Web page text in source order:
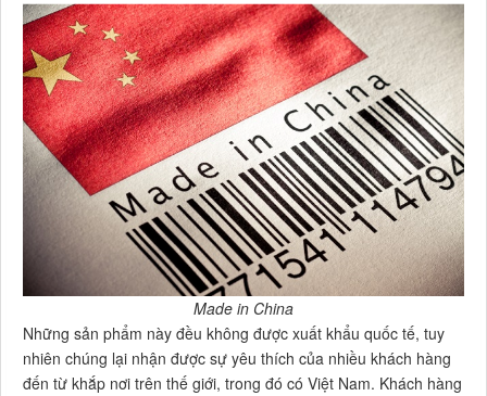
Made in China
Những sản phẩm này đều không được xuất khẩu quốc tế, tuy
nhiên chúng lại nhận được sự yêu thích của nhiều khách hàng
đến từ khắp nơi trên thế giới, trong đó có Việt Nam. Khách hàng